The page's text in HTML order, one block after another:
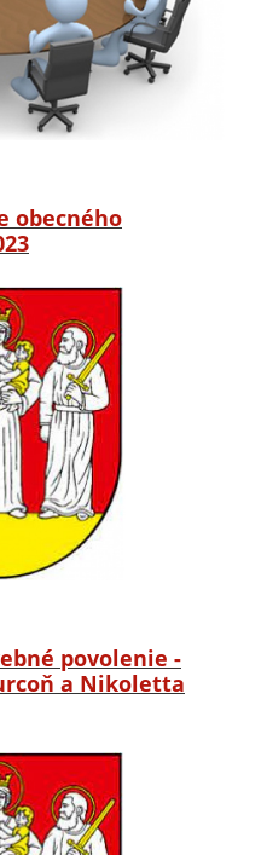
obecného
povolenie -
a Nikoletta